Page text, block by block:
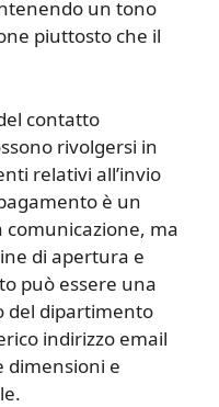
un tono
piuttosto che il
contatto
rivolgersi in
relativi all’invio
è un
comunicazione, ma
di apertura e
può essere una
del dipartimento
indirizzo email
dimensioni e